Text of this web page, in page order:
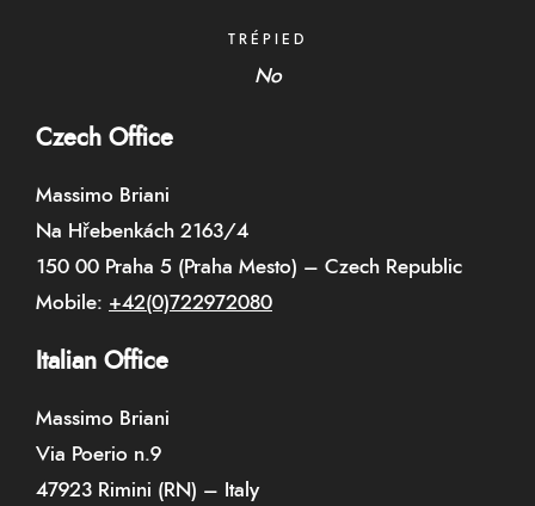
TRÉPIED
No
Czech Office
Massimo Briani
Na Hřebenkách 2163/4
150 00 Praha 5 (Praha Mesto) – Czech Republic
Mobile: +42(0)722972080
Italian Office
Massimo Briani
Via Poerio n.9
47923 Rimini (RN) – Italy